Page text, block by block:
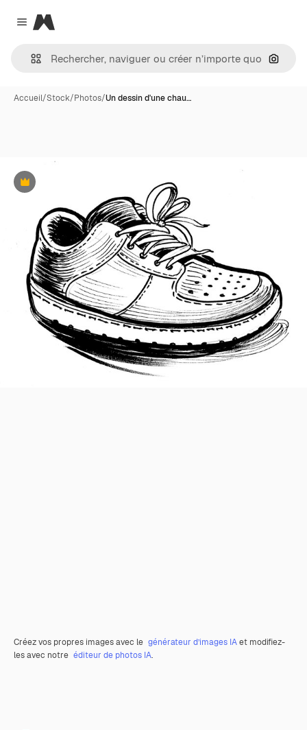
Close menu
Magnific
Accueil/Stock/Photos/Un dessin d'une chau…
Premium
Créez vos propres images avec le générateur d’images IAet modifiez-
les avec notre éditeur de photos IA.